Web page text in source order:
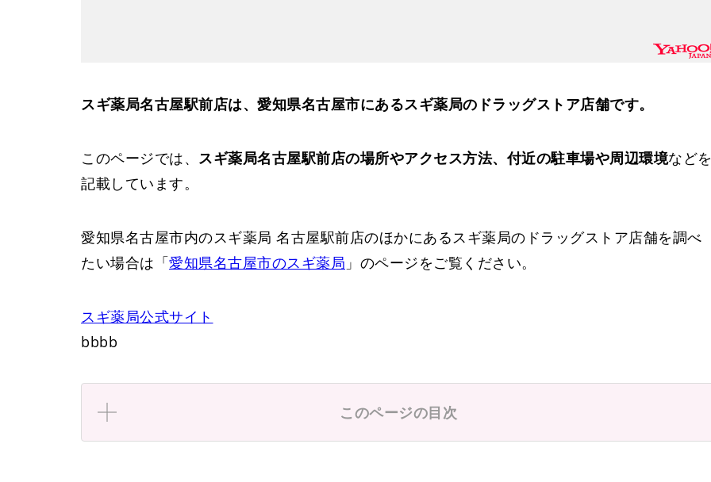
スギ薬局名古屋駅前店は、愛知県名古屋市にあるスギ薬局のドラッグストア店舗です。
このページでは、 スギ薬局名古屋駅前店の場所やアクセス方法、付近の駐車場や周辺環境などを
記載しています。
愛知県名古屋市内のスギ薬局 名古屋駅前店のほかにあるスギ薬局のドラッグストア店舗を調べ
たい場合は「愛知県名古屋市のスギ薬局 」のページをご覧ください。
スギ薬局公式サイト
bbbb
このページの目次